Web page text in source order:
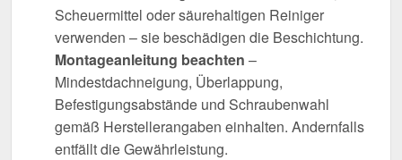
Scheuermittel oder säurehaltigen Reiniger
verwenden – sie beschädigen die Beschichtung.
Montageanleitung beachten –
Mindestdachneigung, Überlappung,
Befestigungsabstände und Schraubenwahl
gemäß Herstellerangaben einhalten. Andernfalls
entfällt die Gewährleistung.